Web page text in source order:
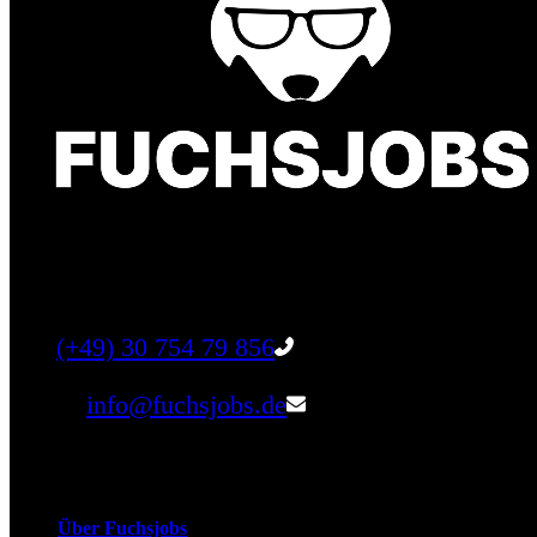
(+49) 30 754 79 856
info@fuchsjobs.de
Über Fuchsjobs